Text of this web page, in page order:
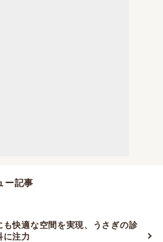
ー記事
も快適な空間を実現、うさぎの診
に注力